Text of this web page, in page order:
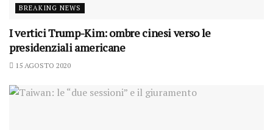
BREAKING NEWS
I vertici Trump-Kim: ombre cinesi verso le
presidenziali americane
15 AGOSTO 2020